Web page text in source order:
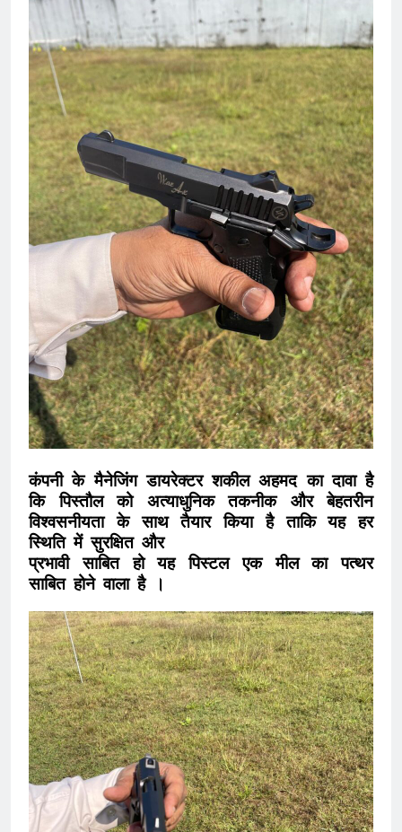
कंपनी के मैनेजिंग डायरेक्टर शकील अहमद का दावा है
कि पिस्तौल को अत्याधुनिक तकनीक और बेहतरीन
विश्वसनीयता के साथ तैयार किया है ताकि यह हर
स्थिति में सुरक्षित और
प्रभावी साबित हो यह पिस्टल एक मील का पत्थर
साबित होने वाला है ।